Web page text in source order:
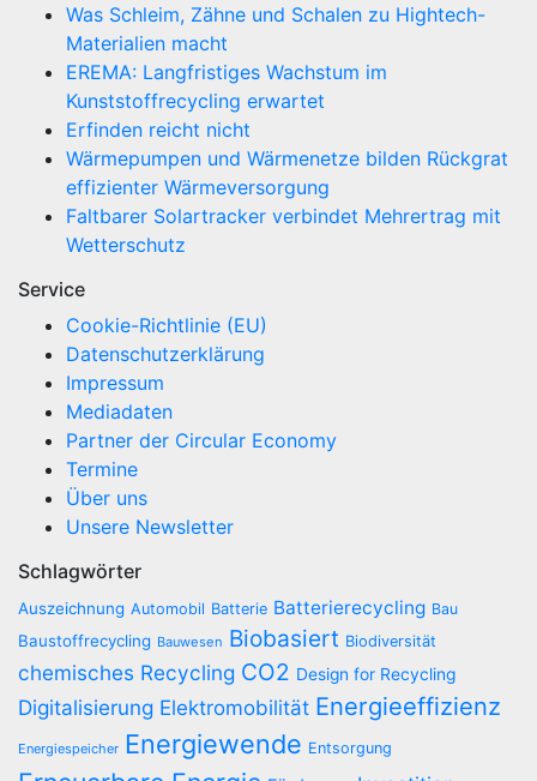
Was Schleim, Zähne und Schalen zu Hightech-
Materialien macht
EREMA: Langfristiges Wachstum im
Kunststoffrecycling erwartet
Erfinden reicht nicht
Wärmepumpen und Wärmenetze bilden Rückgrat
effizienter Wärmeversorgung
Faltbarer Solartracker verbindet Mehrertrag mit
Wetterschutz
Service
Cookie-Richtlinie (EU)
Datenschutzerklärung
Impressum
Mediadaten
Partner der Circular Economy
Termine
Über uns
Unsere Newsletter
Schlagwörter
Auszeichnung Automobil Batterie Batterierecycling Bau
Baustoffrecycling Bauwesen Biobasiert Biodiversität
chemisches Recycling CO2 Design for Recycling
Digitalisierung Elektromobilität Energieeffizienz
Energiespeicher Energiewende Entsorgung